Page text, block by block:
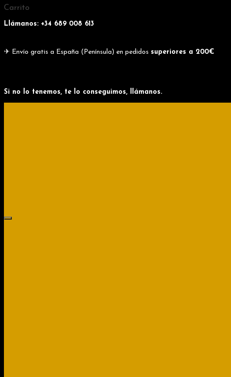
Skip
navigation
Skip
content
Carrito
Llámanos: +34 689 008 613
✈ Envío gratis a España (Península) en pedidos superiores a 200€
Si no lo tenemos, te lo conseguimos, llámanos.